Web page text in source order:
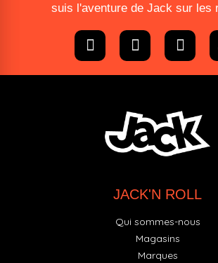
suis l'aventure de Jack sur les
JACK'N ROLL
Qui sommes-nous
Magasins
Marques